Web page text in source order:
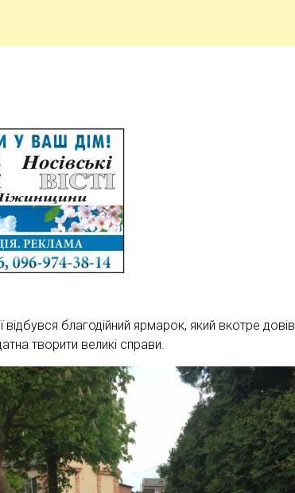
благодійний ярмарок, який вкотре
творити великі справи.